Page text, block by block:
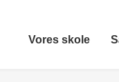
Vores skole